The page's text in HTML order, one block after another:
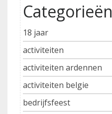
Categorieën
18 jaar
activiteiten
activiteiten ardennen
activiteiten belgie
bedrijfsfeest